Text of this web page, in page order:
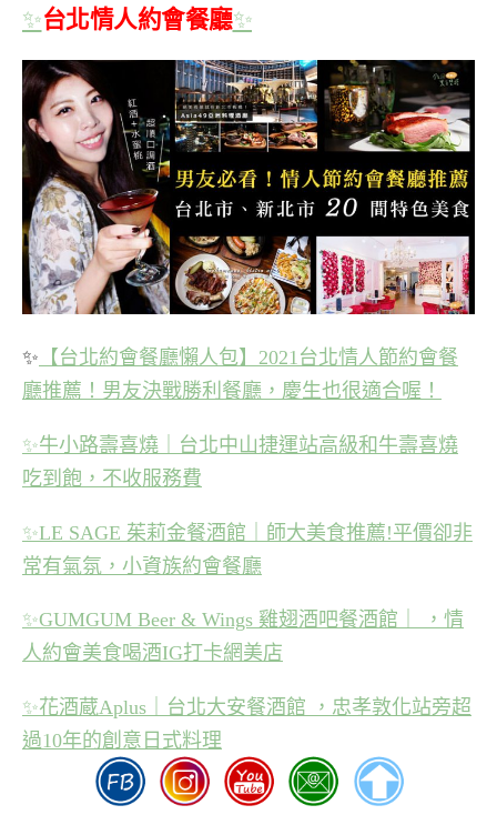
✨台北情人約會餐廳✨
✨ 【台北約會餐廳懶人包】2021台北情人節約會餐
廳推薦！男友決戰勝利餐廳，慶生也很適合喔！
✨牛小路壽喜燒｜台北中山捷運站高級和牛壽喜燒
吃到飽，不收服務費
✨LE SAGE 茱莉金餐酒館｜師大美食推薦!平價卻非
常有氣氛，小資族約會餐廳
✨GUMGUM Beer & Wings 雞翅酒吧餐酒館｜ ，情
人約會美食喝酒IG打卡網美店
✨花酒蔵Aplus｜台北大安餐酒館 ，忠孝敦化站旁超
過10年的創意日式料理